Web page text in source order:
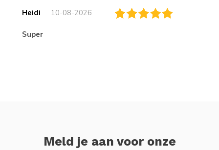
Heidi 10-08-2026
Super
Meld je aan voor onze